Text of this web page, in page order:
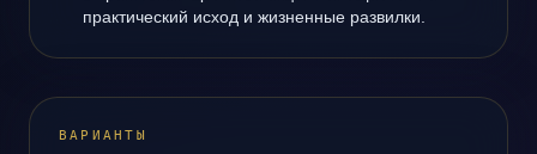
практический исход и жизненные развилки.
ВАРИАНТЫ